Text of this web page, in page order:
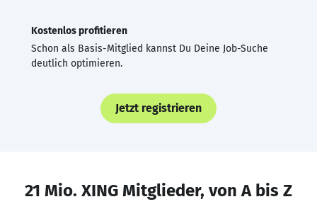
Kostenlos profitieren
Schon als Basis-Mitglied kannst Du Deine Job-Suche
deutlich optimieren.
Jetzt registrieren
21 Mio. XING Mitglieder, von A bis Z